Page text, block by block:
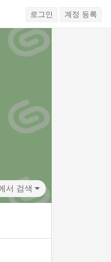
로그인 계정 등록
서 검색